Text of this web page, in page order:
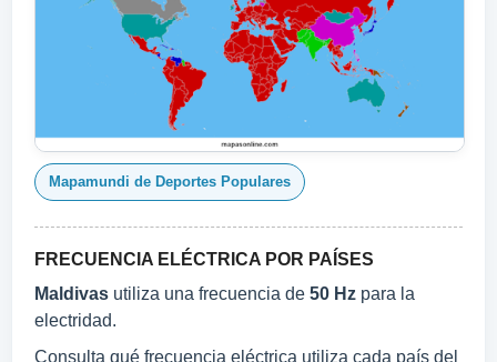
Mapamundi de Deportes Populares
FRECUENCIA ELÉCTRICA POR PAÍSES
Maldivas utiliza una frecuencia de 50 Hz para la
electridad.
Consulta qué frecuencia eléctrica utiliza cada país del